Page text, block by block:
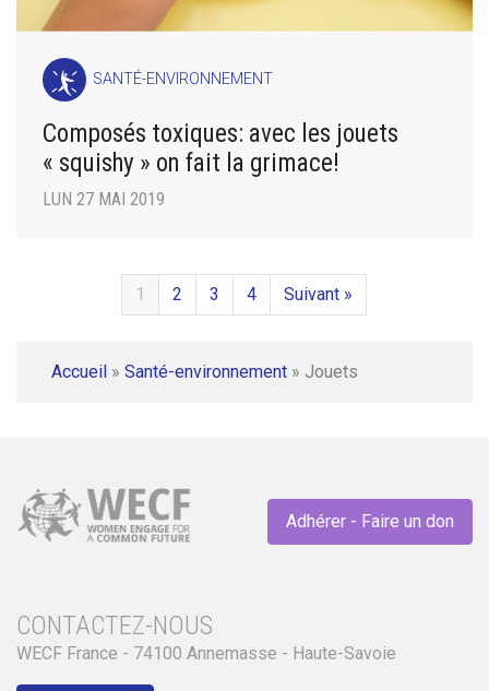
SANTÉ-ENVIRONNEMENT
Composés toxiques: avec les jouets
« squishy » on fait la grimace!
LUN 27 MAI 2019
1 2 3 4 Suivant »
Accueil » Santé-environnement » Jouets
Adhérer - Faire un don
CONTACTEZ-NOUS
WECF France - 74100 Annemasse - Haute-Savoie